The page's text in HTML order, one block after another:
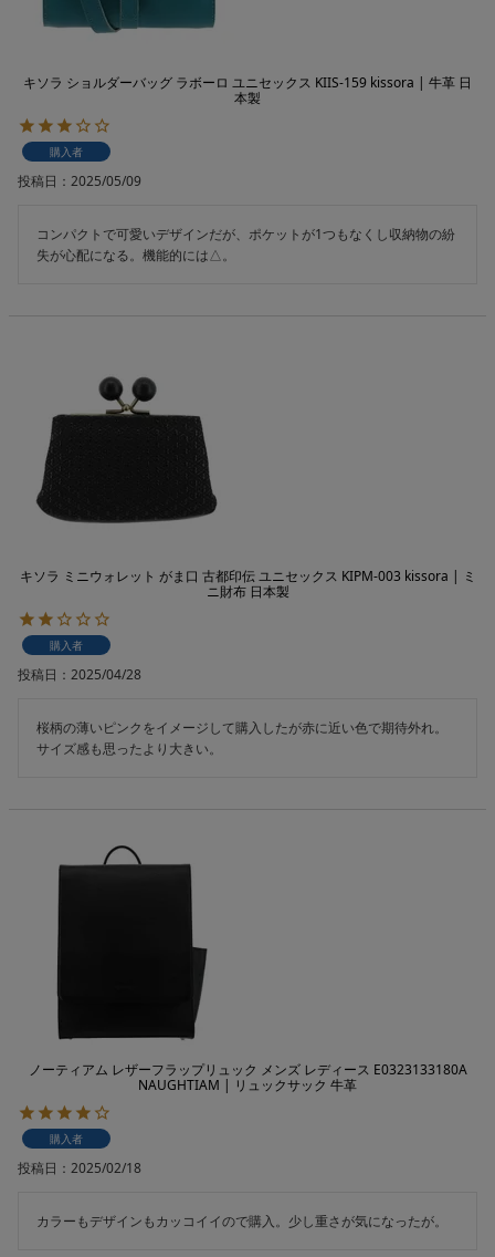
キソラ ショルダーバッグ ラボーロ ユニセックス KIIS-159 kissora | 牛革 日
本製
購入者
投稿日 2025/05/09
コンパクトで可愛いデザインだが、ポケットが1つもなくし収納物の紛
失が心配になる。機能的には△。
キソラ ミニウォレット がま口 古都印伝 ユニセックス KIPM-003 kissora | ミ
ニ財布 日本製
購入者
投稿日 2025/04/28
桜柄の薄いピンクをイメージして購入したが赤に近い色で期待外れ。
ノーティアム レザーフラップリュック メンズ レディース E0323133180A
NAUGHTIAM | リュックサック 牛革
購入者
投稿日 2025/02/18
カラーもデザインもカッコイイので購入。少し重さが気になったが。